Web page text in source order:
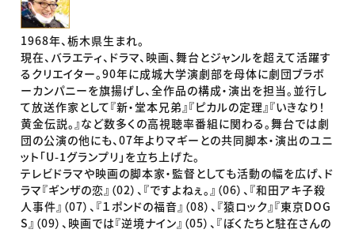
1968年、栃木県生まれ。
現在、バラエティ、ドラマ、映画、舞台とジャンルを超えて活躍す
るクリエイター。90年に成城大学演劇部を母体に劇団ブラボ
ーカンパニーを旗揚げし、全作品の構成・演出を担当。並行し
て放送作家として『新・堂本兄弟』『ピカルの定理』『いきなり！
黄金伝説。』など数多くの高視聴率番組に関わる。舞台では劇
団の公演の他にも、07年よりマギーとの共同脚本・演出のユニ
ット「U-1グランプリ」を立ち上げた。
テレビドラマや映画の脚本家・監督としても活動の幅を広げ、ド
ラマ『ギンザの恋』（02）、『ですよねぇ。』（06）、『和田アキ子殺
人事件』（07）、『１ポンドの福音』（08）、『猿ロック』『東京DOG
S』（09）、映画では『逆境ナイン』（05）、『ぼくたちと駐在さんの